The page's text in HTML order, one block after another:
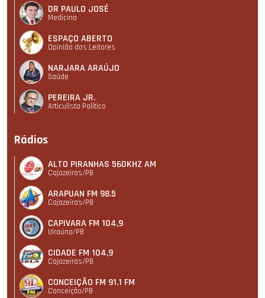
DR PAULO JOSÉ
Medicina
ESPAÇO ABERTO
Opinião dos Leitores
NARJARA ARAÚJO
Saúde
PEREIRA JR.
Articulista Polí­tico
Rádios
ALTO PIRANHAS 560KHZ AM
Cajazeiras/PB
ARAPUAN FM 98.5
Cajazeiras/PB
CAPIVARA FM 104,9
Uiraúna/PB
CIDADE FM 104,9
Cajazeiras/PB
CONCEIÇÃO FM 91.1 FM
Conceição/PB